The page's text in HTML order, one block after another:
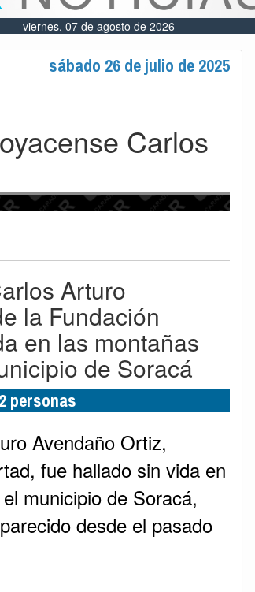
viernes, 07 de agosto de 2026
sábado 26 de julio de 2025
Carlos
Arturo
la Fundación
en las montañas
de Soracá
personas
Avendaño Ortiz,
fue hallado sin vida en
municipio de Soracá,
desde el pasado